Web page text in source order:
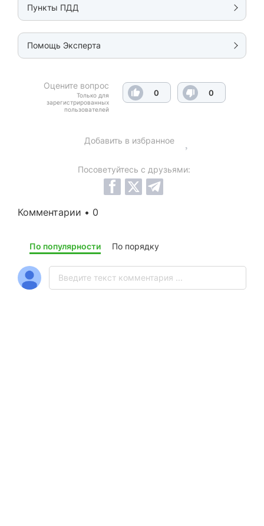
Пункты ПДД
Помощь Эксперта
Оцените вопрос
Только для
зарегистрированных
пользователей
0 0
Добавить в избранное
Посоветуйтесь с друзьями:
Комментарии • 0
По популярности По порядку